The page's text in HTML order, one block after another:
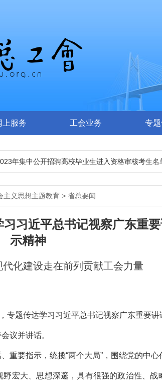
上服务 工会业务 专
年集中公开招聘高校毕业生进入资格审核考生名单
主义思想主题教育 > 省总要闻
习近平总书记视察广东重
示精神
化建设走在前列贡献工会力量
题传达学习习近平总书记视察广东重要讲
议并讲话。
要指示，统揽“两个大局”，围绕党的中心
宏大、思想深邃，具有很强的政治性、战